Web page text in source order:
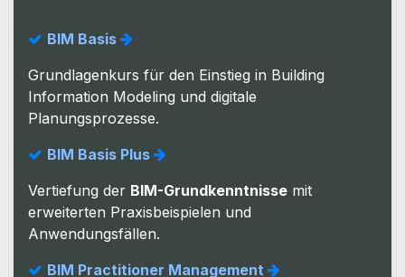
BIM Basis
Grundlagenkurs für den Einstieg in Building
Information Modeling und digitale
Planungsprozesse.
BIM Basis Plus
Vertiefung der BIM-Grundkenntnisse mit
erweiterten Praxisbeispielen und
Anwendungsfällen.
BIM Practitioner Management